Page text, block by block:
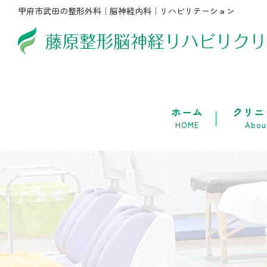
甲府市武田の整形外科｜脳神経内科｜リハビリテーション
ホーム
HOME
クリ